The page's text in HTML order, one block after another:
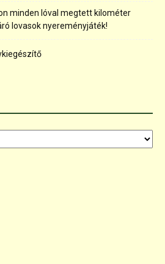
minden lóval megtett kilométer
lovasok nyereményjáték!